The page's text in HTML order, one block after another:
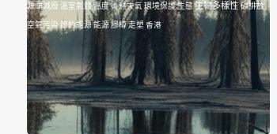
源頭減廢溫室氣體溫度炎熱天氣 環境保護生態生物多樣性碳排放
空氣污染節約能源能源膠樽走塑 香港